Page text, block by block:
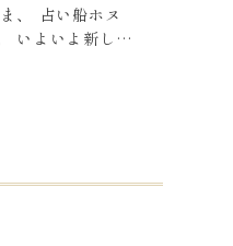
星気学では「七
支では「壬午(じ